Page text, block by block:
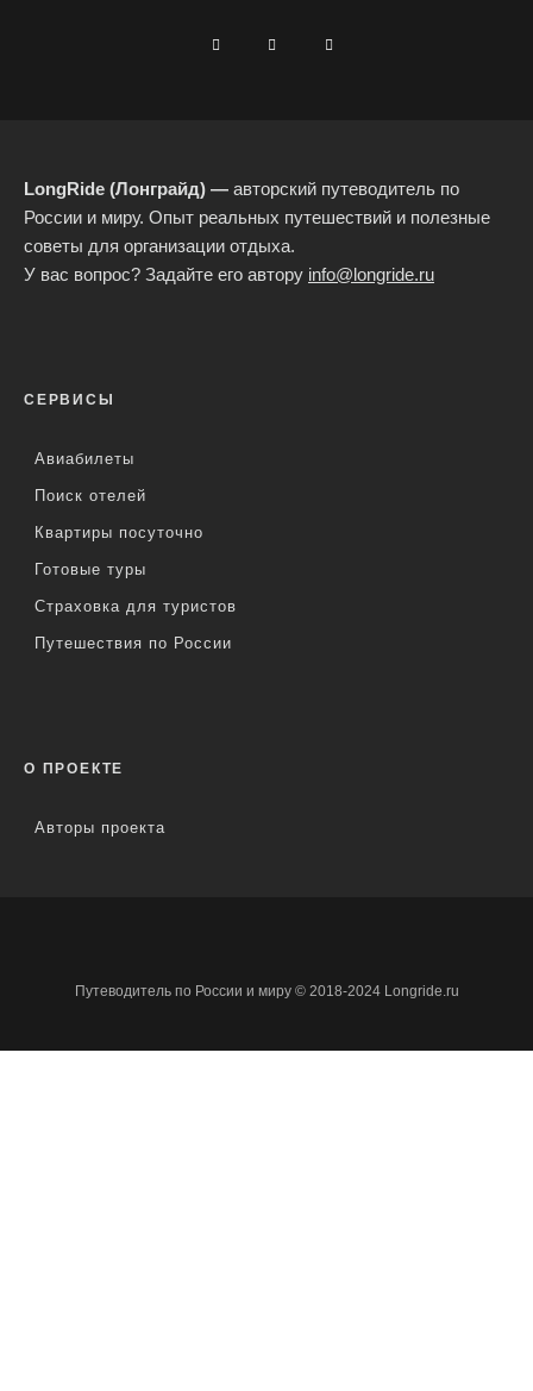
LongRide (Лонграйд) — авторский путеводитель по
России и миру. Опыт реальных путешествий и полезные
советы для организации отдыха.
У вас вопрос? Задайте его автору info@longride.ru
СЕРВИСЫ
Авиабилеты
Поиск отелей
Квартиры посуточно
Готовые туры
Страховка для туристов
Путешествия по России
О ПРОЕКТЕ
Авторы проекта
Путеводитель по России и миру © 2018-2024 Longride.ru